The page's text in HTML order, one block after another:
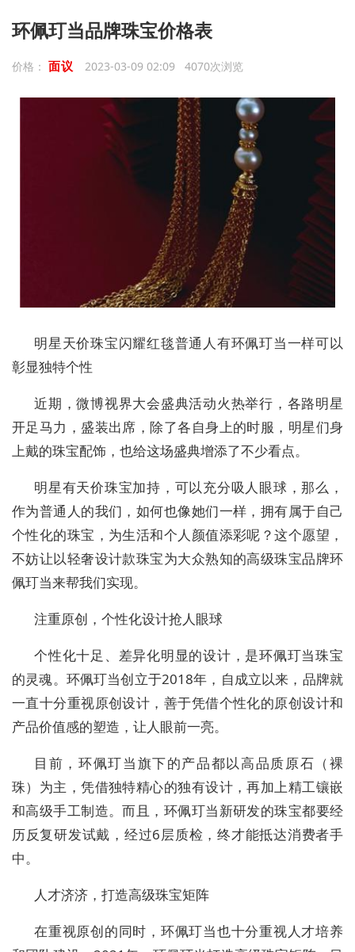
环佩玎当品牌珠宝价格表
价格： 面议 2023-03-09 02:09 4070次浏览
明星天价珠宝闪耀红毯普通人有环佩玎当一样可以
彰显独特个性
近期，微博视界大会盛典活动火热举行，各路明星
开足马力，盛装出席，除了各自身上的时服，明星们身
上戴的珠宝配饰，也给这场盛典增添了不少看点。
明星有天价珠宝加持，可以充分吸人眼球，那么，
作为普通人的我们，如何也像她们一样，拥有属于自己
个性化的珠宝，为生活和个人颜值添彩呢？这个愿望，
不妨让以轻奢设计款珠宝为大众熟知的高级珠宝品牌环
佩玎当来帮我们实现。
注重原创，个性化设计抢人眼球
个性化十足、差异化明显的设计，是环佩玎当珠宝
的灵魂。环佩玎当创立于2018年，自成立以来，品牌就
一直十分重视原创设计，善于凭借个性化的原创设计和
产品价值感的塑造，让人眼前一亮。
目前，环佩玎当旗下的产品都以高品质原石（裸
珠）为主，凭借独特精心的独有设计，再加上精工镶嵌
和高级手工制造。而且，环佩玎当新研发的珠宝都要经
历反复研发试戴，经过6层质检，终才能抵达消费者手
中。
人才济济，打造高级珠宝矩阵
在重视原创的同时，环佩玎当也十分重视人才培养